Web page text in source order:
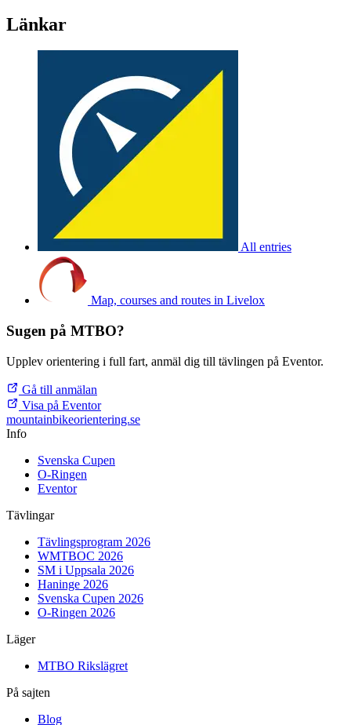
Länkar
All entries
Map, courses and routes in Livelox
Sugen på MTBO?
Upplev orientering i full fart, anmäl dig till tävlingen på Eventor.
Gå till anmälan
Visa på Eventor
mountainbikeorientering.se
Info
Svenska Cupen
O-Ringen
Eventor
Tävlingar
Tävlingsprogram 2026
WMTBOC 2026
SM i Uppsala 2026
Haninge 2026
Svenska Cupen 2026
O-Ringen 2026
Läger
MTBO Rikslägret
På sajten
Blog